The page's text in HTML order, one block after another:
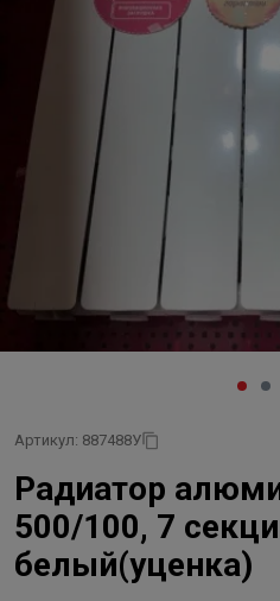
Артикул: 887488У
Радиатор
500/100, 7
белый(уценка)